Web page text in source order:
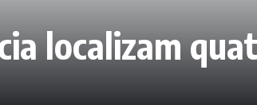
localizam